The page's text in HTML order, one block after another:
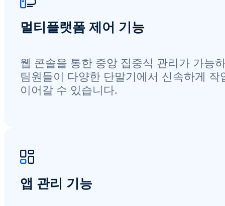
멀티플랫폼 제어 기능
웹 콘솔을 통한 중앙 집중식 관리가 가능
팀원들이 다양한 단말기에서 신속하게 작
이어갈 수 있습니다.
앱 관리 기능